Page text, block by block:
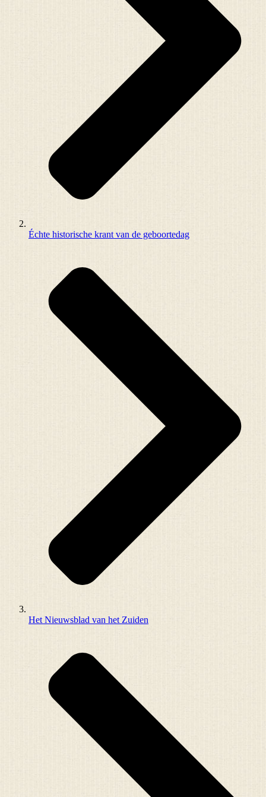
Échte historische krant van de geboortedag
Het Nieuwsblad van het Zuiden